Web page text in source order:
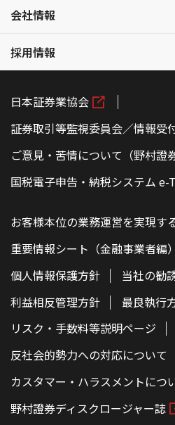
会社情報
採用情報
日本証券業協会
証券取引等監視委員会／情報受
ご意見・苦情について（野村證
国税電子申告・納税システム e-
お客様本位の業務運営を実現す
重要情報シート（金融事業者編）
個人情報保護方針
当社の勧
利益相反管理方針
最良執行
リスク・手数料等説明ページ
反社会的勢力への対応について
カスタマー・ハラスメントにつ
野村證券ディスクロージャー誌